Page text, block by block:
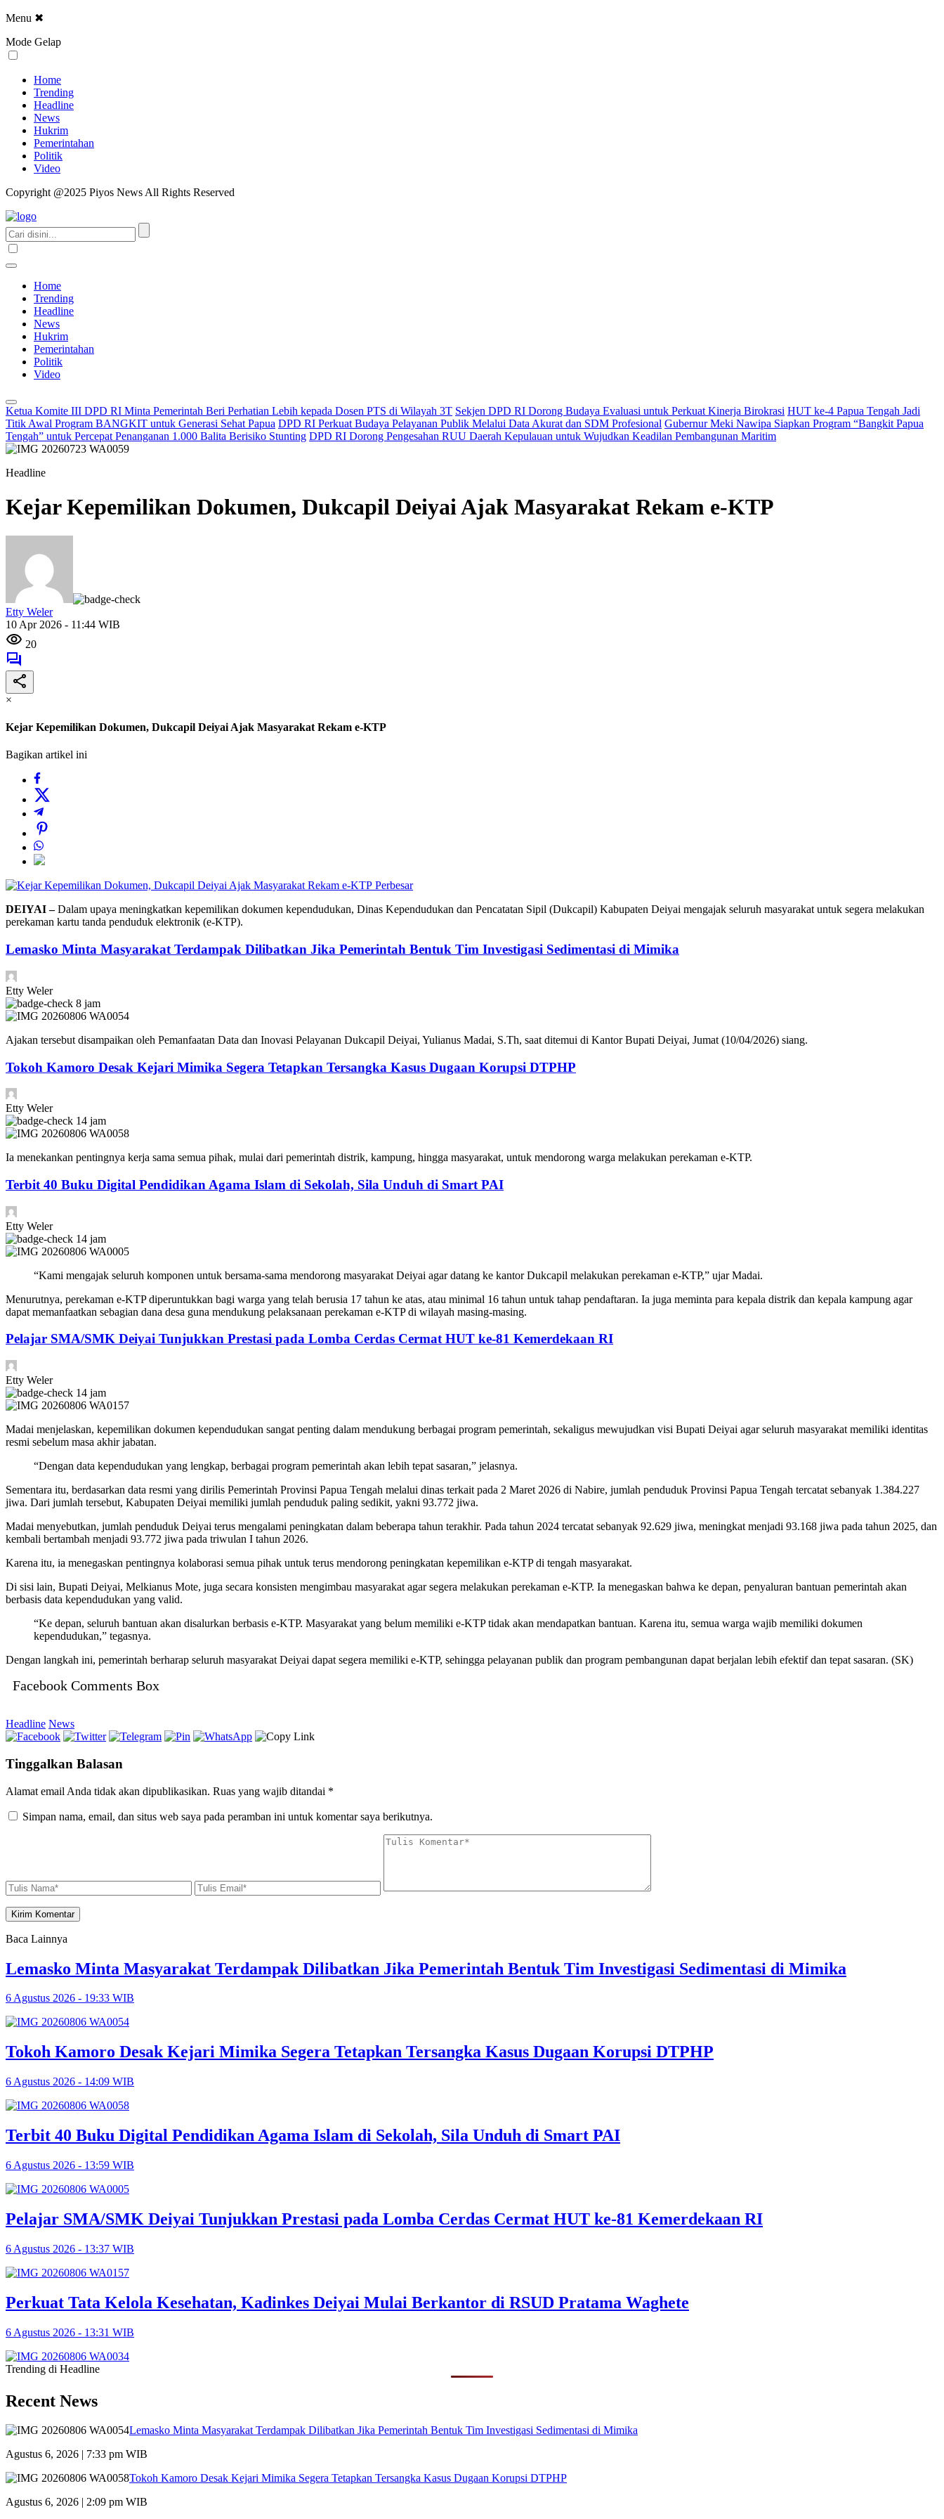
Menu ✖
Mode Gelap
Home
Trending
Headline
News
Hukrim
Pemerintahan
Politik
Video
Copyright @2025 Piyos News All Rights Reserved
Home
Trending
Headline
News
Hukrim
Pemerintahan
Politik
Video
Ketua Komite III DPD RI Minta Pemerintah Beri Perhatian Lebih kepada Dosen PTS di Wilayah 3T Sekjen DPD RI Dorong Budaya Evaluasi untuk Perkuat Kinerja Birokrasi HUT ke-4 Papua Tengah Jadi
Titik Awal Program BANGKIT untuk Generasi Sehat Papua DPD RI Perkuat Budaya Pelayanan Publik Melalui Data Akurat dan SDM Profesional Gubernur Meki Nawipa Siapkan Program “Bangkit Papua
Tengah” untuk Percepat Penanganan 1.000 Balita Berisiko Stunting DPD RI Dorong Pengesahan RUU Daerah Kepulauan untuk Wujudkan Keadilan Pembangunan Maritim
Headline
Kejar Kepemilikan Dokumen, Dukcapil Deiyai Ajak Masyarakat Rekam e-KTP
Etty Weler
10 Apr 2026 - 11:44 WIB
20
×
Kejar Kepemilikan Dokumen, Dukcapil Deiyai Ajak Masyarakat Rekam e-KTP
Bagikan artikel ini
Perbesar
DEIYAI –Dalam upaya meningkatkan kepemilikan dokumen kependudukan, Dinas Kependudukan dan Pencatatan Sipil (Dukcapil) Kabupaten Deiyai mengajak seluruh masyarakat untuk segera melakukan
perekaman kartu tanda penduduk elektronik (e-KTP).
Lemasko Minta Masyarakat Terdampak Dilibatkan Jika Pemerintah Bentuk Tim Investigasi Sedimentasi di Mimika
Etty Weler
8 jam
Ajakan tersebut disampaikan oleh Pemanfaatan Data dan Inovasi Pelayanan Dukcapil Deiyai, Yulianus Madai, S.Th, saat ditemui di Kantor Bupati Deiyai, Jumat (10/04/2026) siang.
Tokoh Kamoro Desak Kejari Mimika Segera Tetapkan Tersangka Kasus Dugaan Korupsi DTPHP
Etty Weler
14 jam
Ia menekankan pentingnya kerja sama semua pihak, mulai dari pemerintah distrik, kampung, hingga masyarakat, untuk mendorong warga melakukan perekaman e-KTP.
Terbit 40 Buku Digital Pendidikan Agama Islam di Sekolah, Sila Unduh di Smart PAI
Etty Weler
14 jam
“Kami mengajak seluruh komponen untuk bersama-sama mendorong masyarakat Deiyai agar datang ke kantor Dukcapil melakukan perekaman e-KTP,” ujar Madai.
Menurutnya, perekaman e-KTP diperuntukkan bagi warga yang telah berusia 17 tahun ke atas, atau minimal 16 tahun untuk tahap pendaftaran. Ia juga meminta para kepala distrik dan kepala kampung agar
dapat memanfaatkan sebagian dana desa guna mendukung pelaksanaan perekaman e-KTP di wilayah masing-masing.
Pelajar SMA/SMK Deiyai Tunjukkan Prestasi pada Lomba Cerdas Cermat HUT ke-81 Kemerdekaan RI
Etty Weler
14 jam
Madai menjelaskan, kepemilikan dokumen kependudukan sangat penting dalam mendukung berbagai program pemerintah, sekaligus mewujudkan visi Bupati Deiyai agar seluruh masyarakat memiliki identitas
resmi sebelum masa akhir jabatan.
“Dengan data kependudukan yang lengkap, berbagai program pemerintah akan lebih tepat sasaran,” jelasnya.
Sementara itu, berdasarkan data resmi yang dirilis Pemerintah Provinsi Papua Tengah melalui dinas terkait pada 2 Maret 2026 di Nabire, jumlah penduduk Provinsi Papua Tengah tercatat sebanyak 1.384.227
jiwa. Dari jumlah tersebut, Kabupaten Deiyai memiliki jumlah penduduk paling sedikit, yakni 93.772 jiwa.
Madai menyebutkan, jumlah penduduk Deiyai terus mengalami peningkatan dalam beberapa tahun terakhir. Pada tahun 2024 tercatat sebanyak 92.629 jiwa, meningkat menjadi 93.168 jiwa pada tahun 2025, dan
kembali bertambah menjadi 93.772 jiwa pada triwulan I tahun 2026.
Karena itu, ia menegaskan pentingnya kolaborasi semua pihak untuk terus mendorong peningkatan kepemilikan e-KTP di tengah masyarakat.
Di sisi lain, Bupati Deiyai, Melkianus Mote, juga secara konsisten mengimbau masyarakat agar segera melakukan perekaman e-KTP. Ia menegaskan bahwa ke depan, penyaluran bantuan pemerintah akan
berbasis data kependudukan yang valid.
“Ke depan, seluruh bantuan akan disalurkan berbasis e-KTP. Masyarakat yang belum memiliki e-KTP tidak akan mendapatkan bantuan. Karena itu, semua warga wajib memiliki dokumen
kependudukan,” tegasnya.
Dengan langkah ini, pemerintah berharap seluruh masyarakat Deiyai dapat segera memiliki e-KTP, sehingga pelayanan publik dan program pembangunan dapat berjalan lebih efektif dan tepat sasaran. (SK)
Facebook Comments Box
Headline News
Tinggalkan Balasan
Alamat email Anda tidak akan dipublikasikan. Ruas yang wajib ditandai *
Simpan nama, email, dan situs web saya pada peramban ini untuk komentar saya berikutnya.
Baca Lainnya
Lemasko Minta Masyarakat Terdampak Dilibatkan Jika Pemerintah Bentuk Tim Investigasi Sedimentasi di Mimika
6 Agustus 2026 - 19:33 WIB
Tokoh Kamoro Desak Kejari Mimika Segera Tetapkan Tersangka Kasus Dugaan Korupsi DTPHP
6 Agustus 2026 - 14:09 WIB
Terbit 40 Buku Digital Pendidikan Agama Islam di Sekolah, Sila Unduh di Smart PAI
6 Agustus 2026 - 13:59 WIB
Pelajar SMA/SMK Deiyai Tunjukkan Prestasi pada Lomba Cerdas Cermat HUT ke-81 Kemerdekaan RI
6 Agustus 2026 - 13:37 WIB
Perkuat Tata Kelola Kesehatan, Kadinkes Deiyai Mulai Berkantor di RSUD Pratama Waghete
6 Agustus 2026 - 13:31 WIB
Trending di Headline
Recent News
Lemasko Minta Masyarakat Terdampak Dilibatkan Jika Pemerintah Bentuk Tim Investigasi Sedimentasi di Mimika
Agustus 6, 2026 | 7:33 pm WIB
Tokoh Kamoro Desak Kejari Mimika Segera Tetapkan Tersangka Kasus Dugaan Korupsi DTPHP
Agustus 6, 2026 | 2:09 pm WIB